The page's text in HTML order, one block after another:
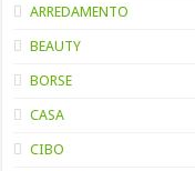
ARREDAMENTO
BEAUTY
BORSE
CASA
CIBO